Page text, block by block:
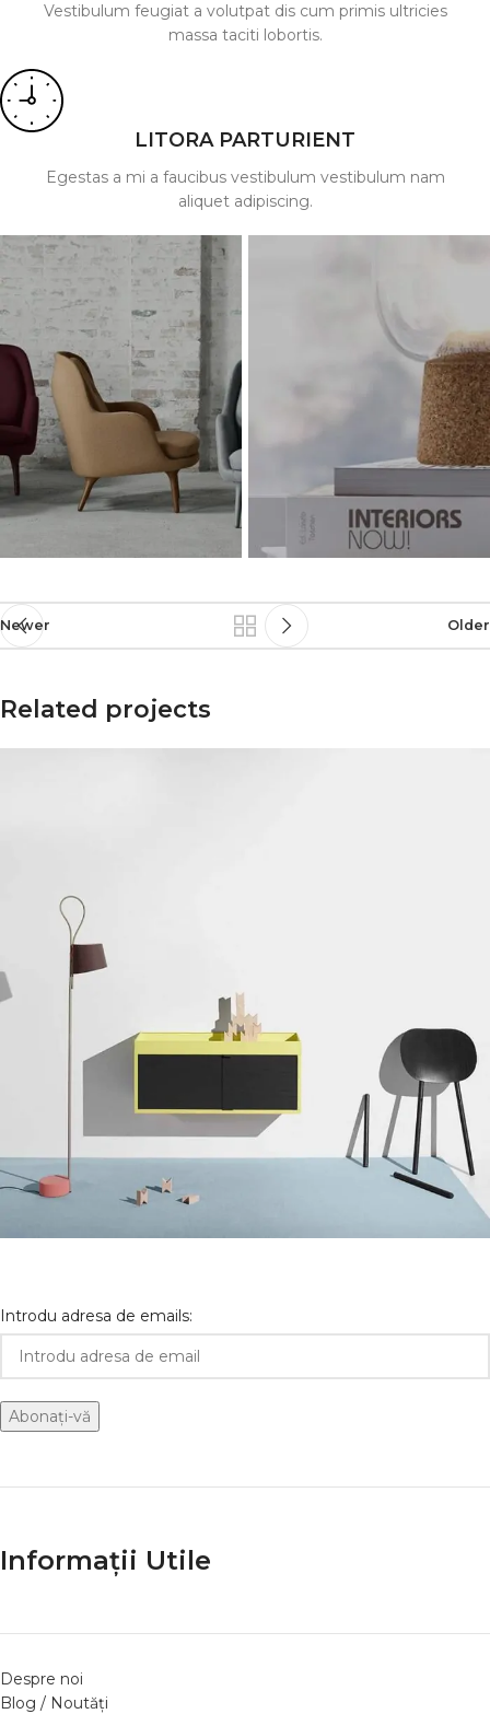
Vestibulum feugiat a volutpat dis cum primis ultricies
massa taciti lobortis.
LITORA PARTURIENT
Egestas a mi a faucibus vestibulum vestibulum nam
aliquet adipiscing.
Newer Older
Related projects
Introdu adresa de emails:
Informații Utile
Despre noi
Blog / Noutăți